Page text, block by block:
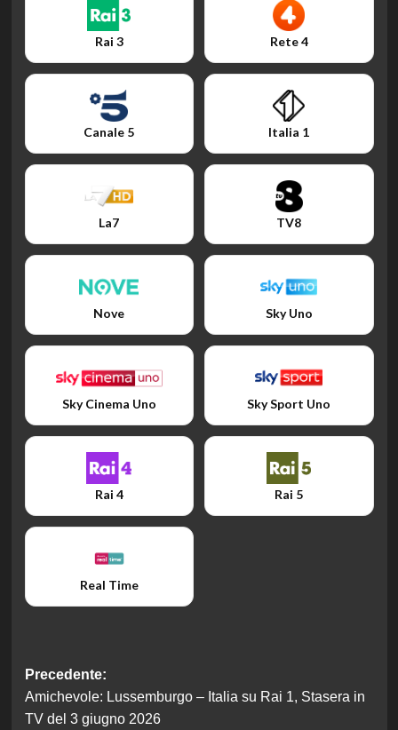
Rai 3 Rete 4
Canale 5 Italia 1
La7 TV8
Nove Sky Uno
Sky Cinema Uno Sky Sport Uno
Rai 4 Rai 5
Real Time
Navigazione
articolo
Precedente:
Amichevole: Lussemburgo – Italia su Rai 1, Stasera in
TV del 3 giugno 2026